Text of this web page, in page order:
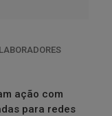
ação com
para redes